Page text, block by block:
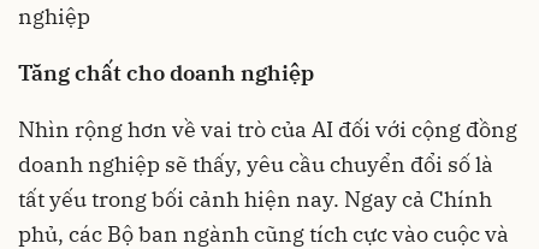
nghiệp
Tăng chất cho doanh nghiệp
Nhìn rộng hơn về vai trò của AI đối với cộng đồng
doanh nghiệp sẽ thấy, yêu cầu chuyển đổi số là
tất yếu trong bối cảnh hiện nay. Ngay cả Chính
phủ, các Bộ ban ngành cũng tích cực vào cuộc và